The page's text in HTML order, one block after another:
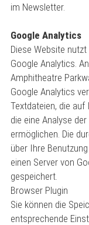
im Newsletter.
Google Analytics
Diese Website
Google Analytics.
Amphitheatre
Google Analytics
Textdateien, die
die eine Analyse
ermöglichen. Die
über Ihre
einen Server von
gespeichert.
Browser Plugin
Sie können die
entsprechende